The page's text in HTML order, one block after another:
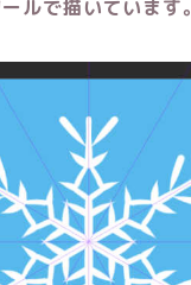
ルで描いています。